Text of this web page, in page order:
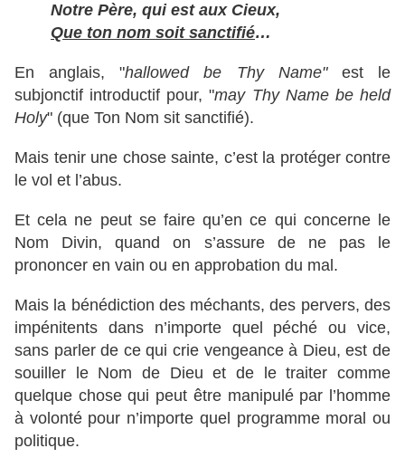
Notre Père, qui est aux Cieux,
Que ton nom soit sanctifié…
En anglais, "hallowed be Thy Name"est le
subjonctif introductif pour, "may Thy Name be held
Holy" (que Ton Nom sit sanctifié).
Mais tenir une chose sainte, c’est la protéger contre
le vol et l’abus.
Et cela ne peut se faire qu’en ce qui concerne le
Nom Divin, quand on s’assure de ne pas le
prononcer en vain ou en approbation du mal.
Mais la bénédiction des méchants, des pervers, des
impénitents dans n’importe quel péché ou vice,
sans parler de ce qui crie vengeance à Dieu, est de
souiller le Nom de Dieu et de le traiter comme
quelque chose qui peut être manipulé par l’homme
à volonté pour n’importe quel programme moral ou
politique.